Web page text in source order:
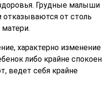
Грудные малыши
отказываются от столь
характерно изменение
либо крайне спокоен
ведет себя крайне